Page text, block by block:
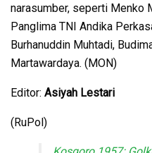
narasumber, seperti Menko
Panglima TNI Andika
Burhanuddin Muhtadi,
Martawardaya. (MON)
Editor: Asiyah Lestari
(RuPol)